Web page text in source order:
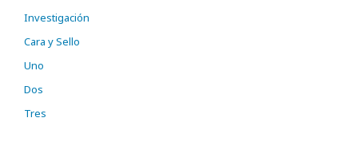
Investigación
Cara y Sello
Uno
Dos
Tres